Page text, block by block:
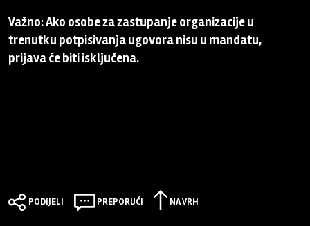
Važno: Ako osobe za zastupanje organizacije u
trenutku potpisivanja ugovora nisu u mandatu,
prijava će biti isključena.
PODIJELI PREPORUČI NA VRH